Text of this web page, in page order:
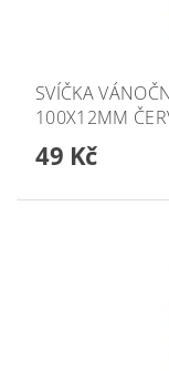
SVÍČKA
100X12MM
49 Kč